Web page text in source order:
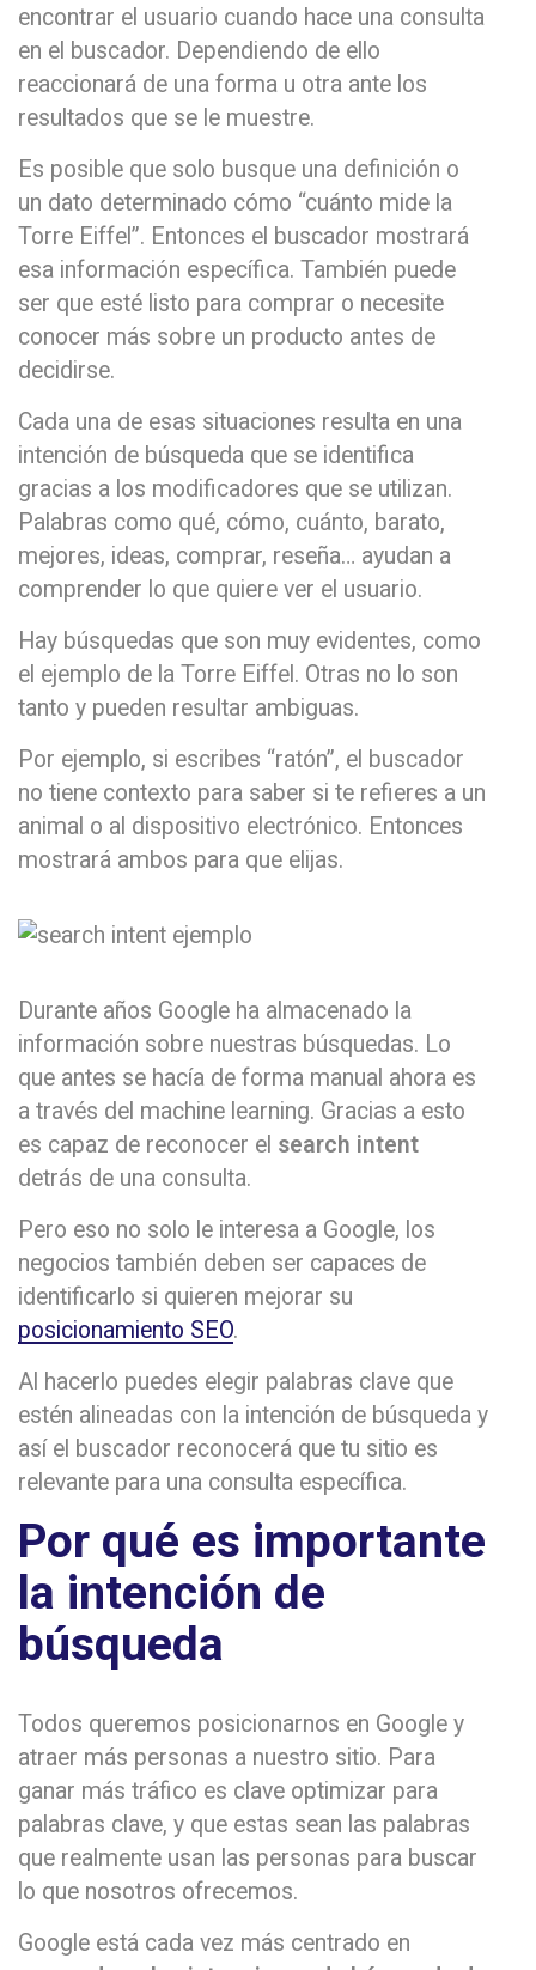
encontrar el usuario cuando hace una consulta
en el buscador. Dependiendo de ello
reaccionará de una forma u otra ante los
resultados que se le muestre.
Es posible que solo busque una definición o
un dato determinado cómo “cuánto mide la
Torre Eiffel”. Entonces el buscador mostrará
esa información específica. También puede
ser que esté listo para comprar o necesite
conocer más sobre un producto antes de
decidirse.
Cada una de esas situaciones resulta en una
intención de búsqueda que se identifica
gracias a los modificadores que se utilizan.
Palabras como qué, cómo, cuánto, barato,
mejores, ideas, comprar, reseña… ayudan a
comprender lo que quiere ver el usuario.
Hay búsquedas que son muy evidentes, como
el ejemplo de la Torre Eiffel. Otras no lo son
tanto y pueden resultar ambiguas.
Por ejemplo, si escribes “ratón”, el buscador
no tiene contexto para saber si te refieres a un
animal o al dispositivo electrónico. Entonces
mostrará ambos para que elijas.
Durante años Google ha almacenado la
información sobre nuestras búsquedas. Lo
que antes se hacía de forma manual ahora es
a través del machine learning. Gracias a esto
es capaz de reconocer el search intent
detrás de una consulta.
Pero eso no solo le interesa a Google, los
negocios también deben ser capaces de
identificarlo si quieren mejorar su
posicionamiento SEO.
Al hacerlo puedes elegir palabras clave que
estén alineadas con la intención de búsqueda y
así el buscador reconocerá que tu sitio es
relevante para una consulta específica.
Por qué es importante
la intención de
búsqueda
Todos queremos posicionarnos en Google y
atraer más personas a nuestro sitio. Para
ganar más tráfico es clave optimizar para
palabras clave, y que estas sean las palabras
que realmente usan las personas para buscar
lo que nosotros ofrecemos.
Google está cada vez más centrado en